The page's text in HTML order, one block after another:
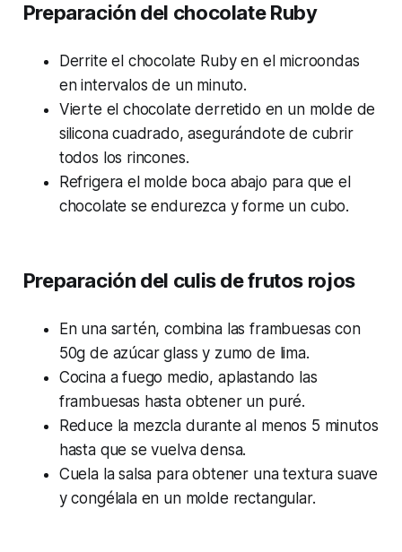
Preparación del chocolate Ruby
Derrite el chocolate Ruby en el microondas
en intervalos de un minuto.
Vierte el chocolate derretido en un molde de
silicona cuadrado, asegurándote de cubrir
todos los rincones.
Refrigera el molde boca abajo para que el
chocolate se endurezca y forme un cubo.
Preparación del culis de frutos rojos
En una sartén, combina las frambuesas con
50g de azúcar glass y zumo de lima.
Cocina a fuego medio, aplastando las
frambuesas hasta obtener un puré.
Reduce la mezcla durante al menos 5 minutos
hasta que se vuelva densa.
Cuela la salsa para obtener una textura suave
y congélala en un molde rectangular.